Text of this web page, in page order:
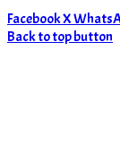
FacebookX
Back to top button